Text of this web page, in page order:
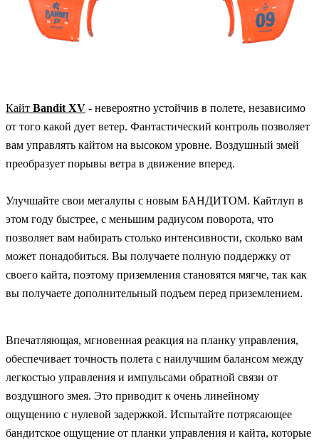
Кайт Bandit XV - невероятно устойчив в полете, независимо
от того какой дует ветер. Фантастический контроль позволяет
вам управлять кайтом на высоком уровне. Воздушный змей
преобразует порывы ветра в движение вперед.
Улучшайте свои мегалупы с новым БАНДИТОМ. Кайтлуп в
этом году быстрее, с меньшим радиусом поворота, что
позволяет вам набирать столько интенсивности, сколько вам
может понадобиться. Вы получаете полную поддержку от
своего кайта, поэтому приземления становятся мягче, так как
вы получаете дополнительный подъем перед приземлением.
Впечатляющая, мгновенная реакция на планку управления,
обеспечивает точность полета с наилучшим балансом между
легкостью управления и импульсами обратной связи от
воздушного змея. Это приводит к очень линейному
ощущению с нулевой задержкой. Испытайте потрясающее
бандитское ощущение от планки управления и кайта, которые